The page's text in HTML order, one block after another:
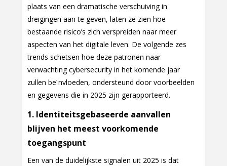
plaats van een dramatische verschuiving in
dreigingen aan te geven, laten ze zien hoe
bestaande risico’s zich verspreiden naar meer
aspecten van het digitale leven. De volgende zes
trends schetsen hoe deze patronen naar
verwachting cybersecurity in het komende jaar
zullen beïnvloeden, ondersteund door voorbeelden
en gegevens die in 2025 zijn gerapporteerd.
1. Identiteitsgebaseerde aanvallen
blijven het meest voorkomende
toegangspunt
Een van de duidelijkste signalen uit 2025 is dat